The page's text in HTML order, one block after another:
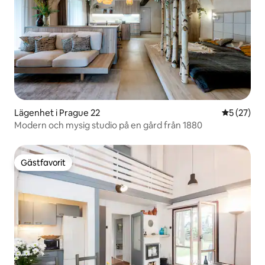
Lägenhet i Prague 22 5 av 5 i
5 (27)
Modern och mysig studio på en gård från 1880
Gästfavorit
Gästfavorit